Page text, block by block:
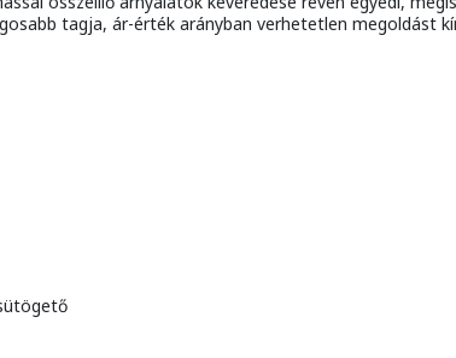
tagja, ár-érték arányban verhetetlen megoldást